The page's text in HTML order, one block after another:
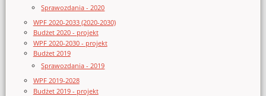
Sprawozdania - 2020
WPF 2020-2033 (2020-2030)
Budżet 2020 - projekt
WPF 2020-2030 - projekt
Budżet 2019
Sprawozdania - 2019
WPF 2019-2028
Budżet 2019 - projekt